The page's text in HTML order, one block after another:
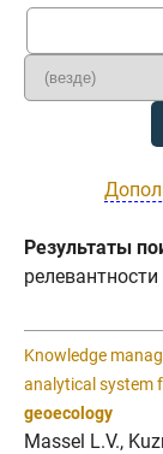
Результаты
релевантности
Knowledge
analytical system
geoecology
Massel L.V.,